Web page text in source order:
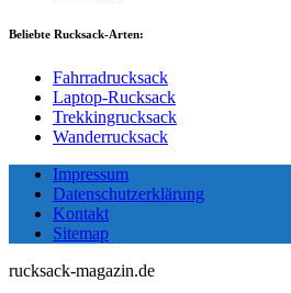
Beliebte Rucksack-Arten:
Fahrradrucksack
Laptop-Rucksack
Trekkingrucksack
Wanderrucksack
Impressum
Datenschutzerklärung
Kontakt
Sitemap
rucksack-magazin.de